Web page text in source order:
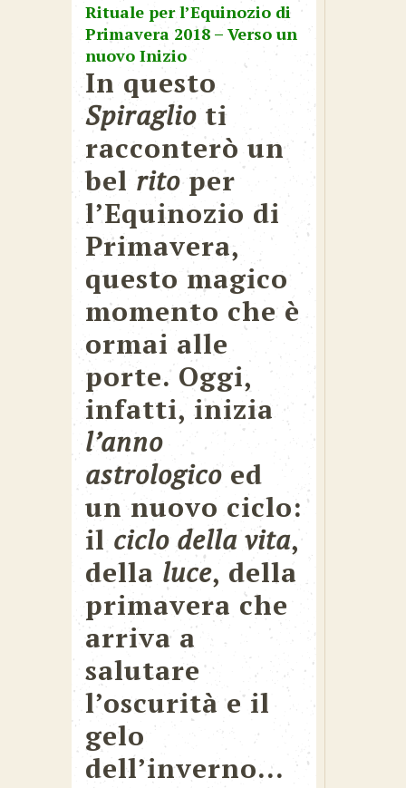
Rituale per l’Equinozio di
Primavera 2018 – Verso un
nuovo Inizio
In questo
Spiraglio ti
racconterò un
belritoper
l’Equinozio di
Primavera,
questo magico
momento che è
ormai alle
porte. Oggi,
infatti, inizia
l’anno
astrologico ed
un nuovo ciclo:
il ciclo della vita,
della luce, della
primavera che
arriva a
salutare
l’oscurità e il
gelo
dell’inverno…